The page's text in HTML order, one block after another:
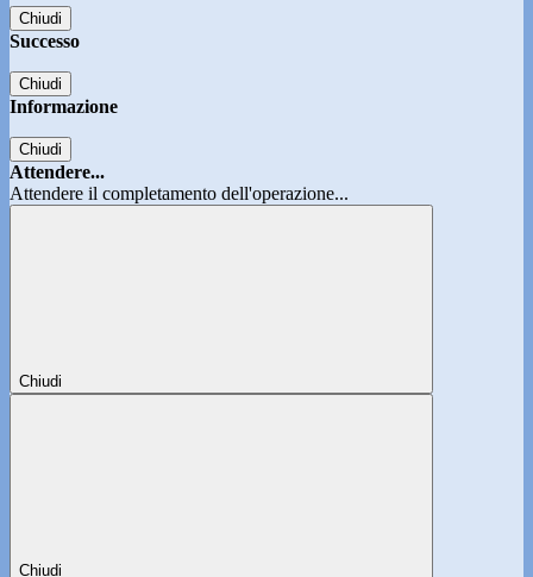
Chiudi
Successo
Chiudi
Informazione
Chiudi
Attendere...
Attendere il completamento dell'operazione...
Chiudi
Chiudi